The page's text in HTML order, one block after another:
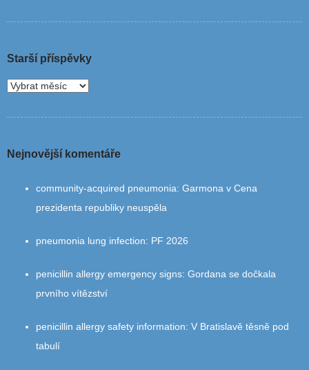
Starší příspěvky
Nejnovější komentáře
community‑acquired pneumonia: Garmona v Cena
prezidenta republiky neuspěla
pneumonia lung infection: PF 2026
penicillin allergy emergency signs: Gordana se dočkala
prvního vítězství
penicillin allergy safety information: V Bratislavě těsně pod
tabulí